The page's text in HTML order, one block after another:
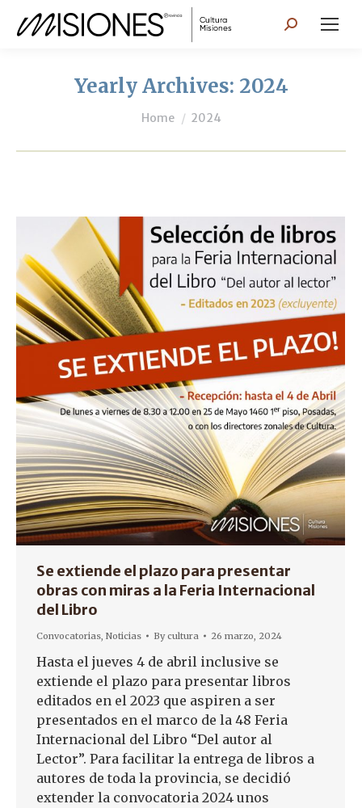
Search:
Yearly Archives: 2024
You are here:
Home 2024
Se extiende el plazo para presentar
obras con miras a la Feria Internacional
del Libro
Convocatorias, Noticias Bycultura 26 marzo, 2024
Hasta el jueves 4 de abril inclusive se
extiende el plazo para presentar libros
editados en el 2023 que aspiren a ser
presentados en el marco de la 48 Feria
Internacional del Libro “Del autor al
Lector”. Para facilitar la entrega de libros a
autores de toda la provincia, se decidió
extender la convocatoria 2024 unos